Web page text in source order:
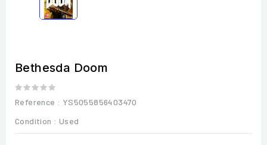
Bethesda Doom
Reference : YS5055856403470
Condition : Used